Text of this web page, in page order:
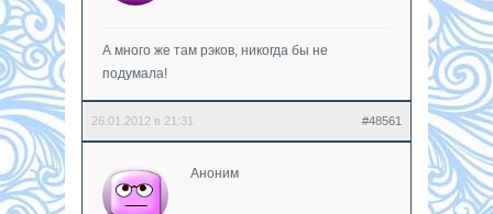
А много же там рэков, никогда бы не
подумала!
26.01.2012 в 21:31 #48561
Аноним